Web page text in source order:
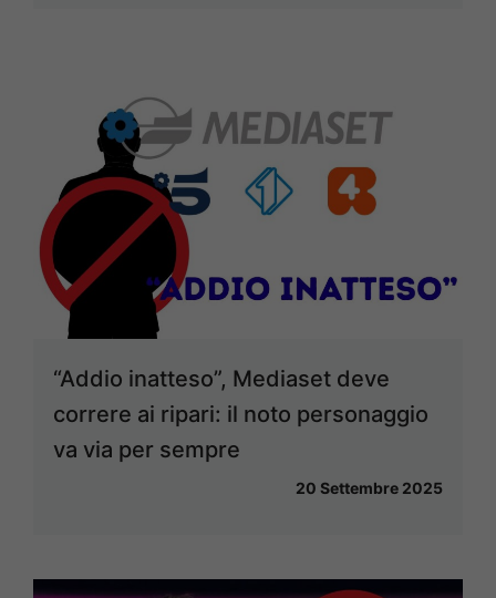
“Addio inatteso”, Mediaset deve
correre ai ripari: il noto personaggio
va via per sempre
20 Settembre 2025